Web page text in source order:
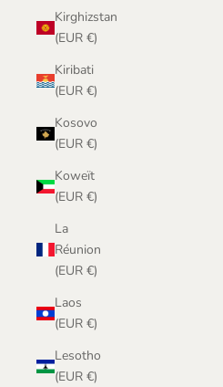
Kirghizstan
(EUR €)
Kiribati
(EUR €)
Kosovo
(EUR €)
Koweït
(EUR €)
La
Réunion
(EUR €)
Laos
(EUR €)
Lesotho
(EUR €)